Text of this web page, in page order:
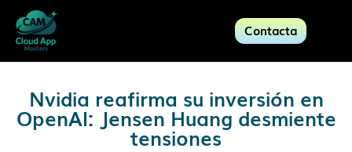
Contacta
Nvidia reafirma su inversión en
OpenAI: Jensen Huang desmiente
tensiones